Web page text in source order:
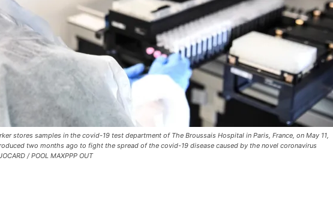
stores samples in the covid-19 test department of The Broussais Hospital in Paris, France, on May 11,
two months ago to fight the spread of the covid-19 disease caused by the novel coronavirus
/ POOL MAXPPP OUT